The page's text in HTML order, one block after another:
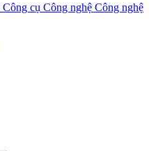
Công cụ Công nghệ Công nghệ